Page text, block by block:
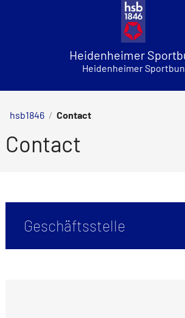
Heidenheimer
Heidenheimer
hsb1846 / Contact
Contact
Geschäftsstelle